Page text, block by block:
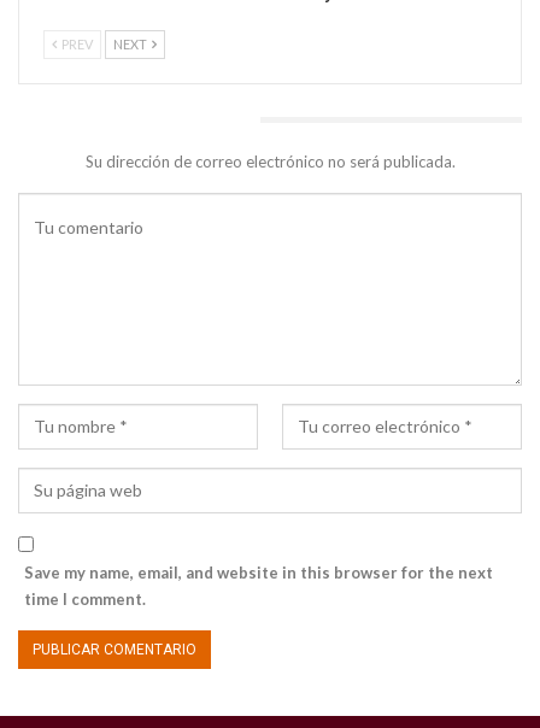
PREV NEXT
Su dirección de correo electrónico no será publicada.
Save my name, email, and website in this browser for the next
time I comment.